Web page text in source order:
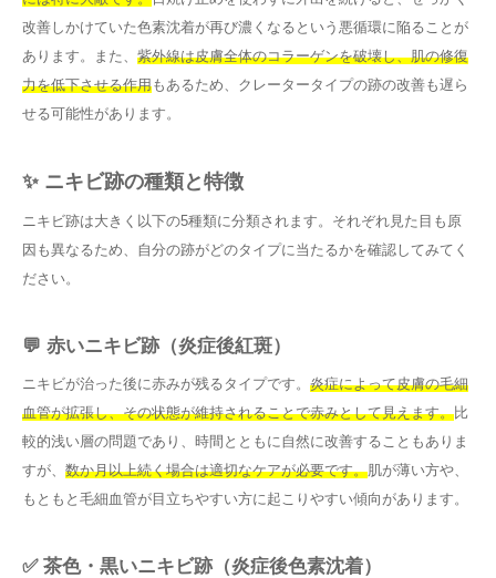
改善しかけていた色素沈着が再び濃くなるという悪循環に陥ることが
あります。また、 紫外線は皮膚全体のコラーゲンを破壊し、肌の修復
力を低下させる作用もあるため、クレータータイプの跡の改善も遅ら
せる可能性があります。
✨ ニキビ跡の種類と特徴
ニキビ跡は大きく以下の5種類に分類されます。それぞれ見た目も原
因も異なるため、自分の跡がどのタイプに当たるかを確認してみてく
ださい。
💬 赤いニキビ跡（炎症後紅斑）
ニキビが治った後に赤みが残るタイプです。 炎症によって皮膚の毛細
血管が拡張し、その状態が維持されることで赤みとして見えます。比
較的浅い層の問題であり、時間とともに自然に改善することもありま
すが、 数か月以上続く場合は適切なケアが必要です。肌が薄い方や、
もともと毛細血管が目立ちやすい方に起こりやすい傾向があります。
✅ 茶色・黒いニキビ跡（炎症後色素沈着）